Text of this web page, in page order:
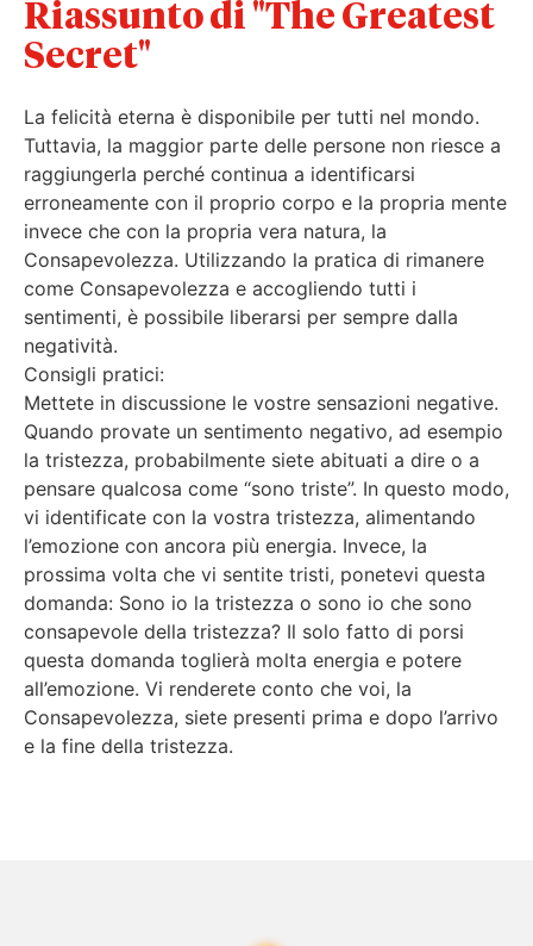
Riassunto di "The Greatest
Secret"
La felicità eterna è disponibile per tutti nel mondo.
Tuttavia, la maggior parte delle persone non riesce a
raggiungerla perché continua a identificarsi
erroneamente con il proprio corpo e la propria mente
invece che con la propria vera natura, la
Consapevolezza. Utilizzando la pratica di rimanere
come Consapevolezza e accogliendo tutti i
sentimenti, è possibile liberarsi per sempre dalla
negatività.
Consigli pratici:
Mettete in discussione le vostre sensazioni negative.
Quando provate un sentimento negativo, ad esempio
la tristezza, probabilmente siete abituati a dire o a
pensare qualcosa come “sono triste”. In questo modo,
vi identificate con la vostra tristezza, alimentando
l’emozione con ancora più energia. Invece, la
prossima volta che vi sentite tristi, ponetevi questa
domanda: Sono io la tristezza o sono io che sono
consapevole della tristezza? Il solo fatto di porsi
questa domanda toglierà molta energia e potere
all’emozione. Vi renderete conto che voi, la
Consapevolezza, siete presenti prima e dopo l’arrivo
e la fine della tristezza.